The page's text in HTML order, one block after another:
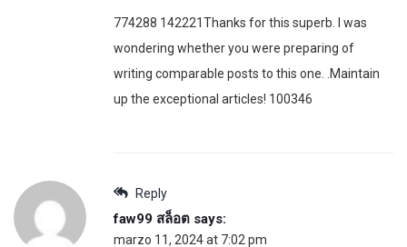
774288 142221Thanks for this superb. I was
wondering whether you were preparing of
writing comparable posts to this one. .Maintain
up the exceptional articles! 100346
Reply
faw99 สล็อต says:
marzo 11, 2024 at 7:02 pm